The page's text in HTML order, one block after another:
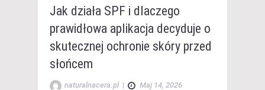
Jak działa SPF i dlaczego
prawidłowa aplikacja decyduje o
skutecznej ochronie skóry przed
słońcem
naturalnacera.pl | Maj 14, 2026